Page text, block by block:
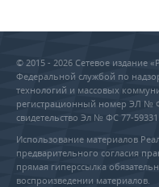
© 2015 - 2026 Сетевое издание
Федеральной службой по
технологий и массовых
регистрационный номер ЭЛ №
свидетельство Эл № ФС 77-59331
Использование материалов
предварительного согласия
прямая гиперссылка
воспроизведении материалов.